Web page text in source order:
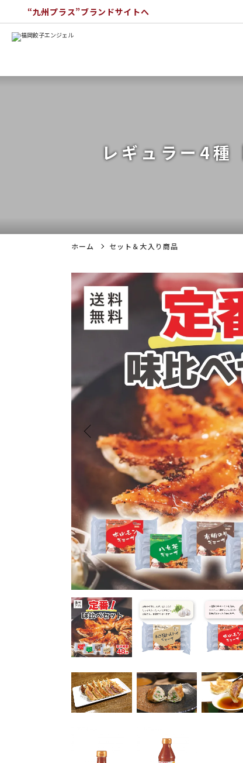
“九州プラス”ブランドサイトへ
レギュラー4種
ホーム セット＆大入り商品